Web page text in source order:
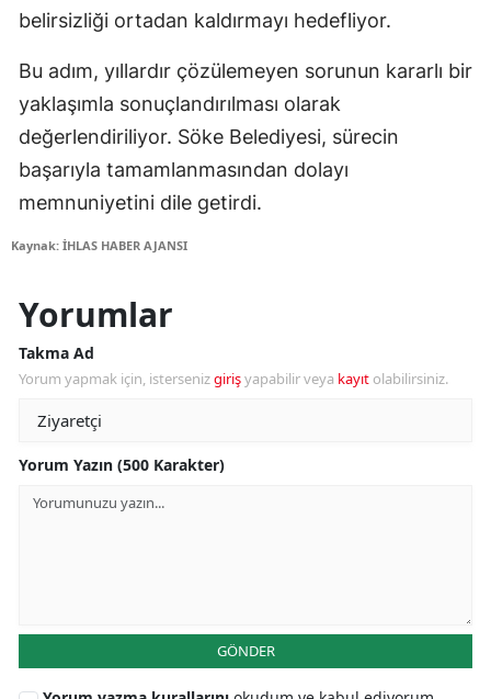
belirsizliği ortadan kaldırmayı hedefliyor.
Bu adım, yıllardır çözülemeyen sorunun kararlı bir
yaklaşımla sonuçlandırılması olarak
değerlendiriliyor. Söke Belediyesi, sürecin
başarıyla tamamlanmasından dolayı
memnuniyetini dile getirdi.
Kaynak: İHLAS HABER AJANSI
Yorumlar
Takma Ad
Yorum yapmak için, istersenizgirişyapabilir veya kayıt olabilirsiniz.
Yorum Yazın (500 Karakter)
GÖNDER